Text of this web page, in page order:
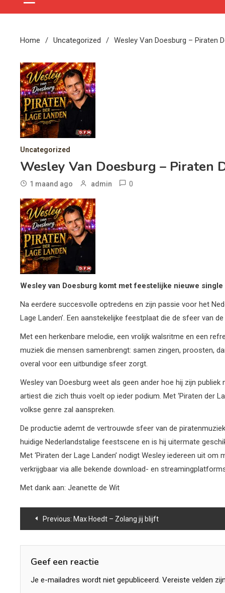
Home Uncategorized Wesley Van Doesburg – Piraten
Uncategorized
Wesley Van Doesburg – Piraten
1 maand ago admin 0
Wesley van Doesburg komt met feestelijke nieuwe
Na eerdere succesvolle optredens en zijn passie voor het
Lage Landen’. Een aanstekelijke feestplaat die de sfeer van
Met een herkenbare melodie, een vrolijk walsritme en een
muziek die mensen samenbrengt: samen zingen, proosten,
overal voor een uitbundige sfeer zorgt.
Wesley van Doesburg weet als geen ander hoe hij zijn
artiest die zich thuis voelt op ieder podium. Met ‘Piraten der
volkse genre zal aanspreken.
De productie ademt de vertrouwde sfeer van de
huidige Nederlandstalige feestscene en is hij uitermate
Met ‘Piraten der Lage Landen’ nodigt Wesley iedereen uit
verkrijgbaar via alle bekende download- en
Met dank aan: Jeanette de Wit
Bericht
navigatie
Previous: Max Hoedt – Zolang jij blijft
Geef een reactie
Je e-mailadres wordt niet gepubliceerd. Vereiste velden